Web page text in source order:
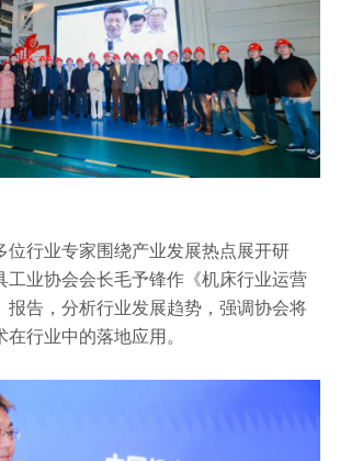
位行业专家围绕产业发展热点展开研
工业协会会长毛予锋作《机床行业运营
报告，分析行业发展趋势，强调协会将
行业中的落地应用。